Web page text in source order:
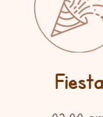
Fiesta